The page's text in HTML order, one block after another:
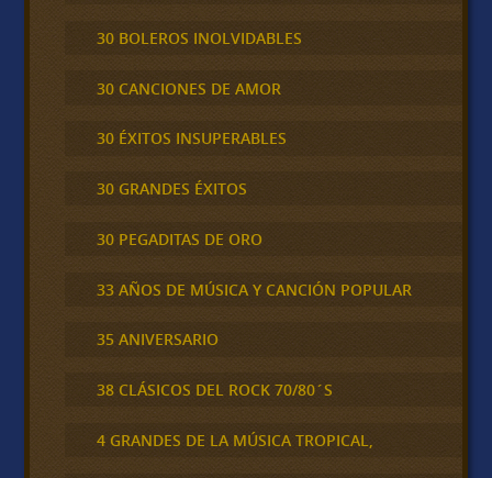
30 BOLEROS INOLVIDABLES
30 CANCIONES DE AMOR
30 ÉXITOS INSUPERABLES
30 GRANDES ÉXITOS
30 PEGADITAS DE ORO
33 AÑOS DE MÚSICA Y CANCIÓN POPULAR
35 ANIVERSARIO
38 CLÁSICOS DEL ROCK 70/80´S
4 GRANDES DE LA MÚSICA TROPICAL,